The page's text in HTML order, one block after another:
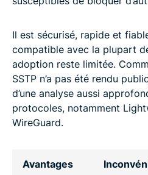
Il est sécurisé, rapide et
compatible avec la plupart
adoption reste limitée.
SSTP n’a pas été rendu
d’une analyse aussi
protocoles, notamment
WireGuard.
Avantages